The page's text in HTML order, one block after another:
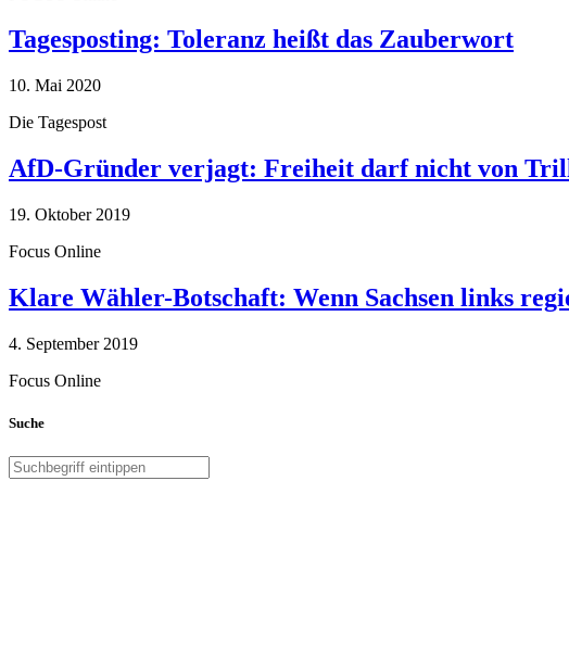
Tagesposting: Toleranz heißt das Zauberwort
10. Mai 2020
Die Tagespost
AfD-Gründer verjagt: Freiheit darf nicht von
19. Oktober 2019
Focus Online
Klare Wähler-Botschaft: Wenn Sachsen links
4. September 2019
Focus Online
Suche